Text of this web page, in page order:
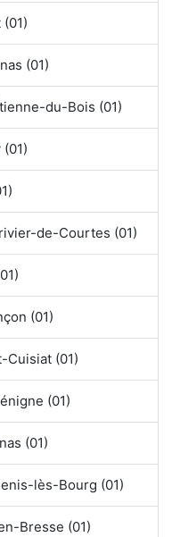
(01)
du-Bois (01)
de-Courtes (01)
(01)
(01)
(01)
(01)
lès-Bourg (01)
Bresse (01)